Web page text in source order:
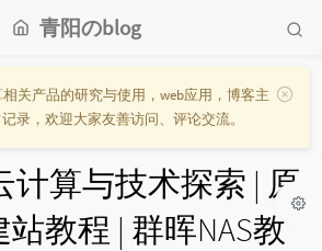
青阳のblog
关产品的研究与使用，web应用，博客主
录，欢迎大家友善访问、评论交流。
计算与技术探索 | 原
教程 | 群晖NAS教